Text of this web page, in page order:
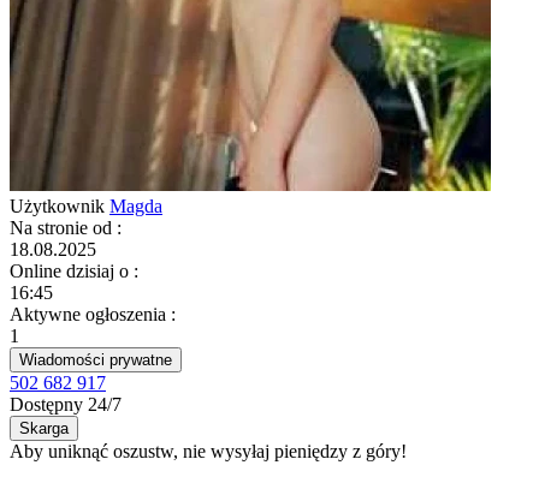
Użytkownik Magda
Na stronie od :
18.08.2025
Online dzisiaj o :
16:45
Aktywne ogłoszenia :
1
Wiadomości prywatne
502 682 917
Dostępny 24/7
Skarga
Aby uniknąć oszustw, nie wysyłaj pieniędzy z góry!